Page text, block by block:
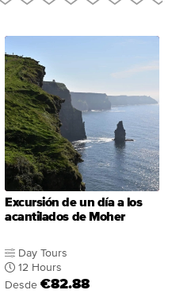
Excursión de un día a los
acantilados de Moher
Day Tours
12 Hours
Desde €82.88